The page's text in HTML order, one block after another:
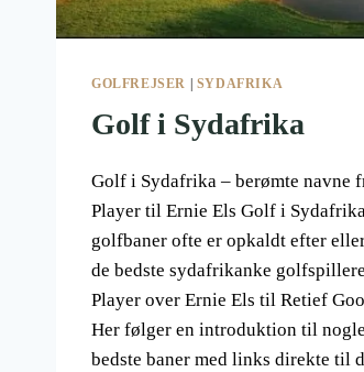
GOLFREJSER SYDAFRIKA
Golf i Sydafrika
Golf i Sydafrika – berømte navne
Player til Ernie Els Golf i
golfbaner ofte er opkaldt efter
de bedste sydafrikanke
Player over Ernie Els til Retief
Her følger en introduktion til
bedste baner med links direkte til